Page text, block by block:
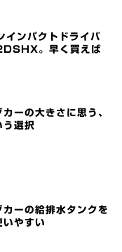
ンパクトドライバ
。早く買えば
ーの大きさに思う、
う選択
カーの給排水タンクを
いやすい